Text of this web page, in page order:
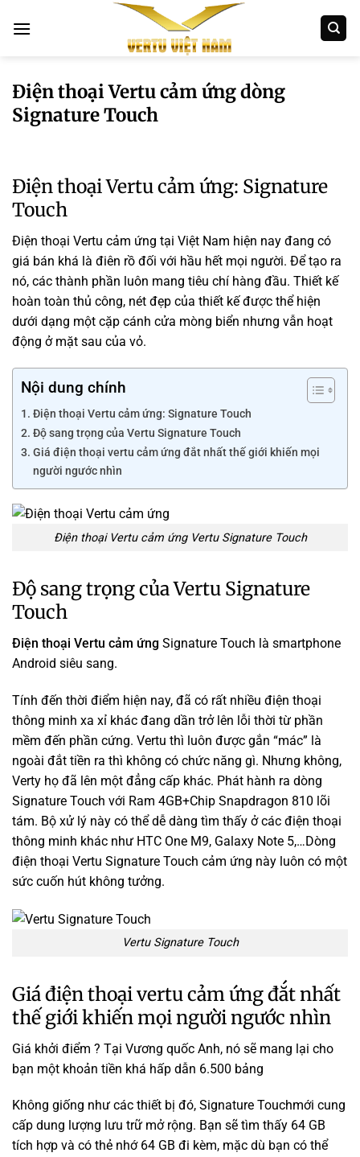
qua
Điện thoại Vertu cảm ứng dòng
Signature Touch
Điện thoại Vertu cảm ứng: Signature
Touch
Điện thoại Vertu cảm ứng tại Việt Nam hiện nay đang có
giá bán khá là điên rồ đối với hầu hết mọi người. Để tạo ra
nó, các thành phần luôn mang tiêu chí hàng đầu. Thiết kế
hoàn toàn thủ công, nét đẹp của thiết kế được thể hiện
dưới dạng một cặp cánh cửa mòng biển nhưng vẫn hoạt
động ở mặt sau của vỏ.
Nội dung chính
Điện thoại Vertu cảm ứng: Signature Touch
Độ sang trọng của Vertu Signature Touch
Giá điện thoại vertu cảm ứng đắt nhất thế giới khiến mọi
người ngước nhìn
Điện thoại Vertu cảm ứng Vertu Signature Touch
Độ sang trọng của Vertu Signature
Touch
Điện thoại Vertu cảm ứng Signature Touch là smartphone
Android siêu sang.
Tính đến thời điểm hiện nay, đã có rất nhiều điện thoại
thông minh xa xỉ khác đang dần trở lên lỗi thời từ phần
mềm đến phần cứng. Vertu thì luôn được gắn “mác” là
ngoài đắt tiền ra thì không có chức năng gì. Nhưng không,
Verty họ đã lên một đẳng cấp khác. Phát hành ra dòng
Signature Touch với Ram 4GB+Chip Snapdragon 810 lõi
tám. Bộ xử lý này có thể dễ dàng tìm thấy ở các điện thoại
thông minh khác như HTC One M9, Galaxy Note 5,…Dòng
điện thoại Vertu Signature Touch cảm ứng này luôn có một
sức cuốn hút không tưởng.
Vertu Signature Touch
Giá điện thoại vertu cảm ứng đắt nhất
thế giới khiến mọi người ngước nhìn
Giá khởi điểm ? Tại Vương quốc Anh, nó sẽ mang lại cho
bạn một khoản tiền khá hấp dẫn 6.500 bảng
Không giống như các thiết bị đó, Signature Touchmới cung
cấp dung lượng lưu trữ mở rộng. Bạn sẽ tìm thấy 64 GB
tích hợp và có thẻ nhớ 64 GB đi kèm, mặc dù bạn có thể